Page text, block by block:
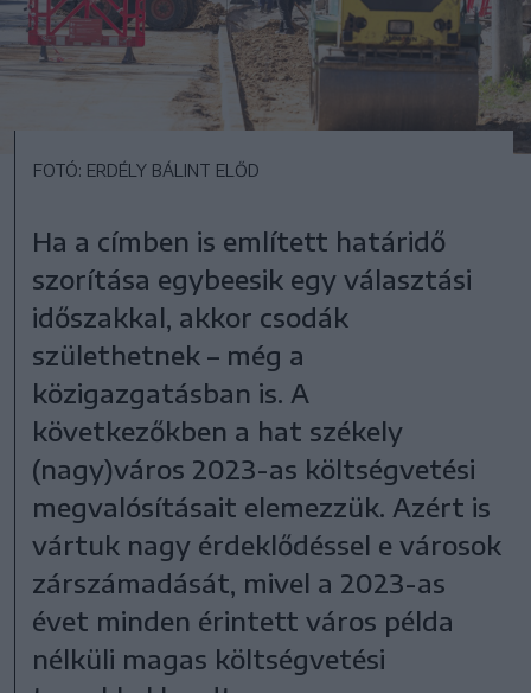
FOTÓ: ERDÉLY BÁLINT ELŐD
Ha a címben is említett határidő
szorítása egybeesik egy választási
időszakkal, akkor csodák
születhetnek – még a
közigazgatásban is. A
következőkben a hat székely
(nagy)város 2023-as költségvetési
megvalósításait elemezzük. Azért is
vártuk nagy érdeklődéssel e városok
zárszámadását, mivel a 2023-as
évet minden érintett város példa
nélküli magas költségvetési